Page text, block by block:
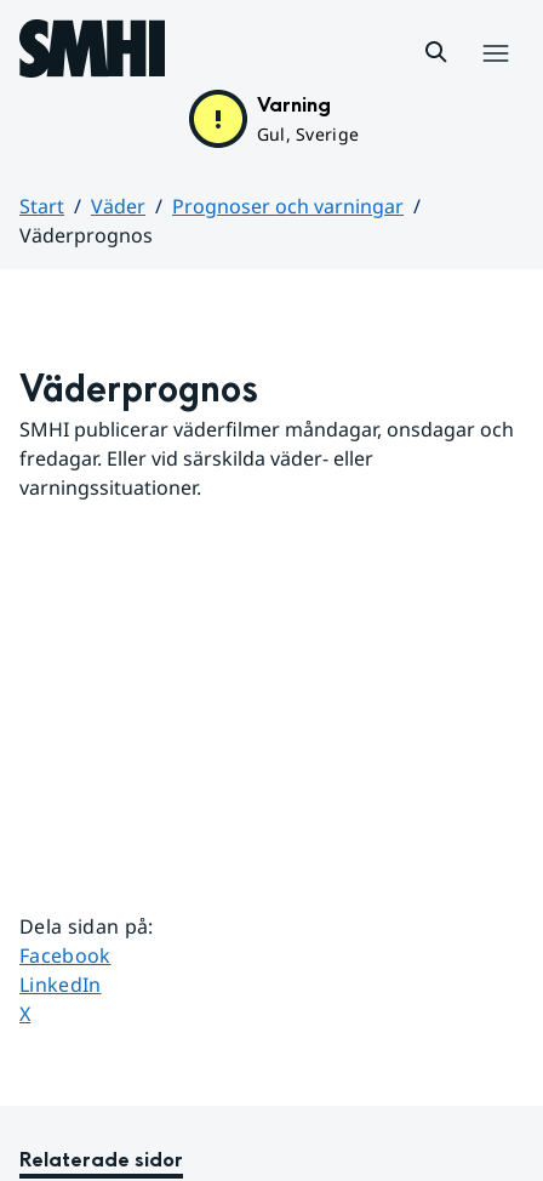
Hoppa till sidans innehåll
Varning
Gul, Sverige
Start Väder
Prognoser och varningar
Väderprognos
Väderprognos
SMHI publicerar väderfilmer måndagar, onsdagar och
fredagar. Eller vid särskilda väder- eller
varningssituationer.
Dela sidan på:
Dela sidan på
Facebook
Dela sidan på
LinkedIn
Dela sidan på
X
Relaterade sidor